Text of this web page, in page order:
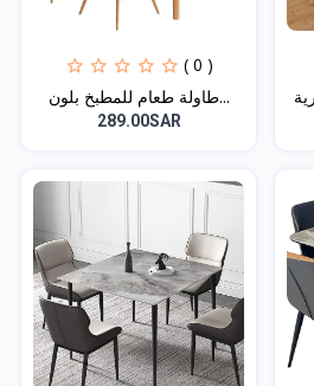
( 0 )
طاولة طعام للمطبخ بلون...
289.00SAR